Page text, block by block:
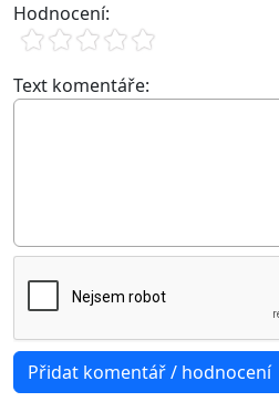
Hodnocení:
Text komentáře: